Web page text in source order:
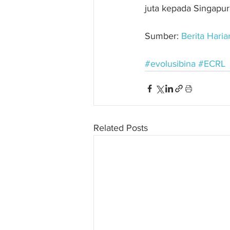
juta kepada
Sumber: Berita
#evolusibina #ECRL
Related Posts